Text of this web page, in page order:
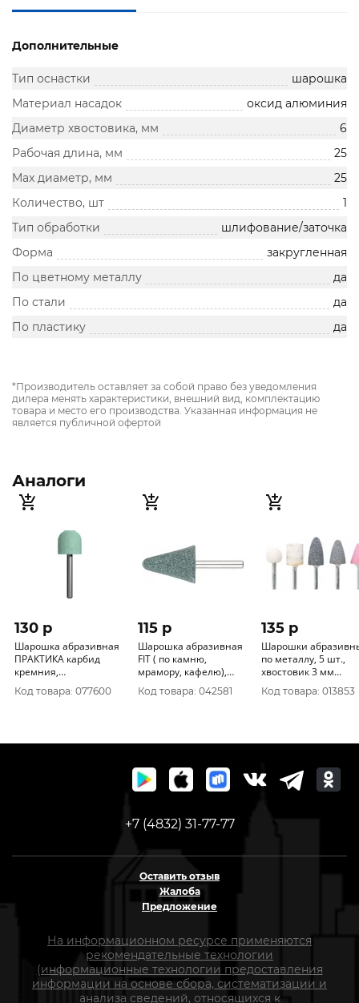
Дополнительные
Тип оснастки
шарошка
Материал насадок
оксид алюминия
Диаметр хвостовика, мм
6
Рабочая длина, мм
25
Max диаметр, мм
25
Количество, шт
1
Тип обработки
шлифование/заточка
Форма
закругленная
По цветному металлу
да
По стали
да
По пластику
да
*Производитель оставляет за собой право без уведомления
дилера менять характеристики, внешний вид, комплектацию
товара и место его производства. Указанная информация не
является публичной офертой
Аналоги
130 p
Шарошка абразивная
ПРАКТИКА карбид
кремния,
закругленная 25х25
мм, хвост 6 мм,
Код товара: 077600
115 p
Шарошка абразивная
FIT ( по камню,
мрамору, кафелю),
хвостовик 6 мм, конус
с за
Код товара: 042581
135 p
Шарошки
по металлу, 5 шт.,
хвостовик 3 мм
36460М
Код товара: 013853
+7 (4832) 31-77-77
Оставить отзыв
Жалоба
Предложение
На информационном ресурсе применяются
рекомендательные технологии
(информационные технологии предоставления
информации на основе сбора, систематизации и
анализа сведений, относящихся к